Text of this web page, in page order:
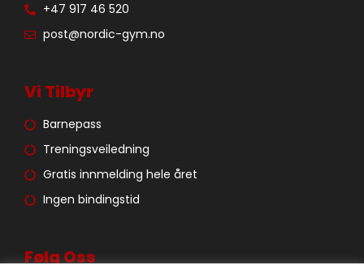
+47 917 46 520
post@nordic-gym.no
Vi Tilbyr
Barnepass
Treningsveiledning
Gratis innmelding hele året
Ingen bindingstid
Følg Oss